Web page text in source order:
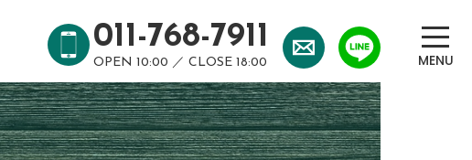
011-768-7911
OPEN 10:00 ／ CLOSE 18:00